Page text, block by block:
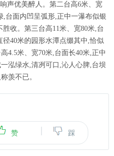
声优美醉人。第二台高6米、宽
,台面内凹呈弧形,正中一瀑布似银
收。第三台高11米、宽80米,台
40米的园形水潭点缀其中,恰似
4.5米、宽70米,台面长40米,正中
泓绿水,清冽可口,沁人心脾,台坝
羡不已。
赞 踩